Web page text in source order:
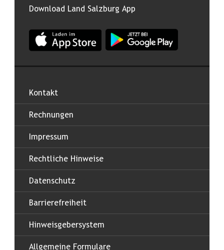
Download Land Salzburg App
App Land Salzburg im Apple App Store
App Land Salzburg im
Kontakt
Rechnungen
Impressum
Rechtliche Hinweise
Datenschutz
Barrierefreiheit
Hinweisgebersystem
Allgemeine Formulare